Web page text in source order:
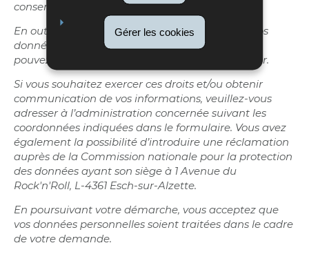
Gérer les cookies
consentement à tout moment.
En outre et excepté le cas où le traitement de vos
données présente un caractère obligatoire, vous
pouvez, pour des motifs légitimes, vous y opposer.
Si vous souhaitez exercer ces droits et/ou obtenir
communication de vos informations, veuillez-vous
adresser à l’administration concernée suivant les
coordonnées indiquées dans le formulaire. Vous avez
également la possibilité d’introduire une réclamation
auprès de la Commission nationale pour la protection
des données ayant son siège à 1 Avenue du
Rock'n'Roll, L-4361 Esch-sur-Alzette.
En poursuivant votre démarche, vous acceptez que
vos données personnelles soient traitées dans le cadre
de votre demande.